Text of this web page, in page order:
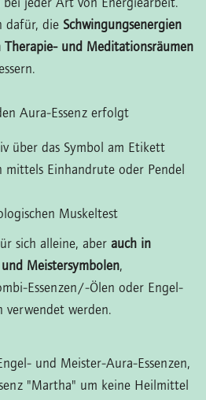
jeder Art von Energiearbeit.
dafür, die Schwingungsenergien
Therapie- und Meditationsräumen
Aura-Essenz erfolgt
über das Symbol am Etikett
mittels Einhandrute oder Pendel
Muskeltest
sich alleine, aber auch in
Meistersymbolen,
Essenzen/-Ölen oder Engel-
verwendet werden.
und Meister-Aura-Essenzen,
"Martha" um keine Heilmittel